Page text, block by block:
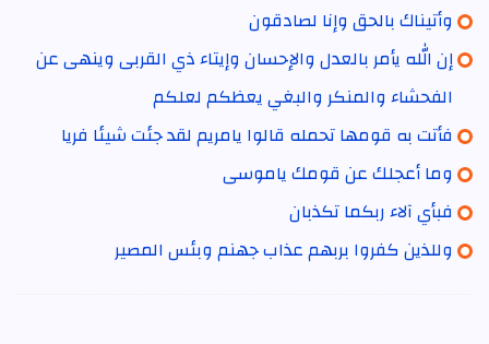
وأتيناك بالحق وإنا لصادقون
إن الله يأمر بالعدل والإحسان وإيتاء ذي القربى وينهى عن
الفحشاء والمنكر والبغي يعظكم لعلكم
فأتت به قومها تحمله قالوا يامريم لقد جئت شيئا فريا
وما أعجلك عن قومك ياموسى
فبأي آلاء ربكما تكذبان
وللذين كفروا بربهم عذاب جهنم وبئس المصير